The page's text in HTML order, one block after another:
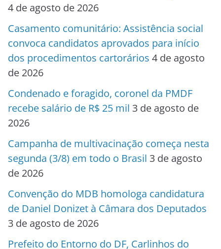
4 de agosto de 2026
Casamento comunitário: Assistência social
convoca candidatos aprovados para início
dos procedimentos cartorários 4 de agosto
de 2026
Condenado e foragido, coronel da PMDF
recebe salário de R$ 25 mil 3 de agosto de
2026
Campanha de multivacinação começa nesta
segunda (3/8) em todo o Brasil 3 de agosto
de 2026
Convenção do MDB homologa candidatura
de Daniel Donizet à Câmara dos Deputados
3 de agosto de 2026
Prefeito do Entorno do DF, Carlinhos do